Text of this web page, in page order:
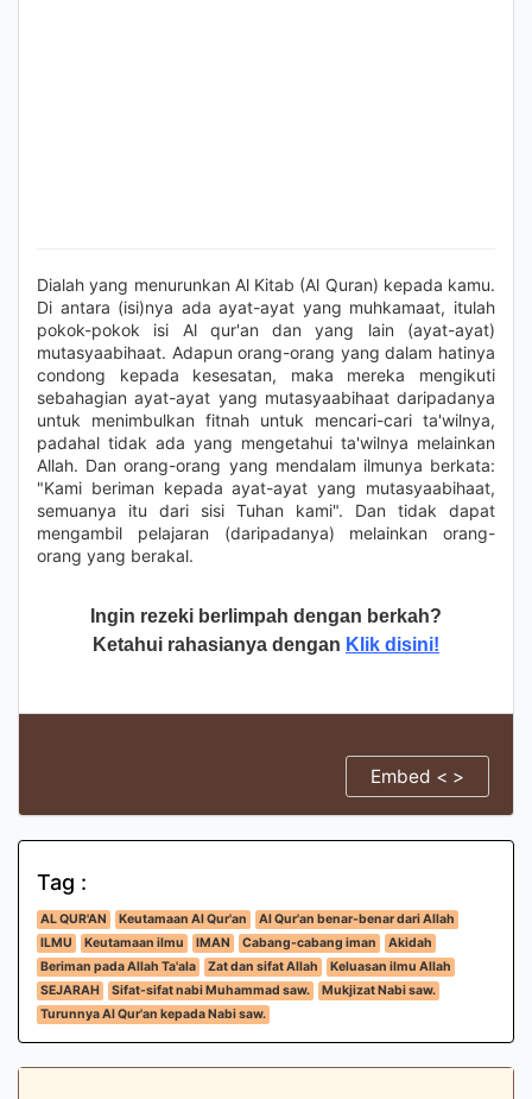
Dialah yang menurunkan Al Kitab (Al Quran) kepada kamu.
Di antara (isi)nya ada ayat-ayat yang muhkamaat, itulah
pokok-pokok isi Al qur'an dan yang lain (ayat-ayat)
mutasyaabihaat. Adapun orang-orang yang dalam hatinya
condong kepada kesesatan, maka mereka mengikuti
sebahagian ayat-ayat yang mutasyaabihaat daripadanya
untuk menimbulkan fitnah untuk mencari-cari ta'wilnya,
padahal tidak ada yang mengetahui ta'wilnya melainkan
Allah. Dan orang-orang yang mendalam ilmunya berkata:
"Kami beriman kepada ayat-ayat yang mutasyaabihaat,
semuanya itu dari sisi Tuhan kami". Dan tidak dapat
mengambil pelajaran (daripadanya) melainkan orang-
orang yang berakal.
Ingin rezeki berlimpah dengan berkah?
Ketahui rahasianya dengan Klik disini!
Embed < >
Tag :
AL QUR'AN Keutamaan Al Qur'an
Al Qur'an benar-benar dari Allah
ILMU
Keutamaan ilmu IMAN Cabang-cabang iman
Akidah
Beriman pada Allah Ta'ala
Zat dan sifat Allah
Keluasan ilmu Allah
SEJARAH
Sifat-sifat nabi Muhammad saw.
Mukjizat Nabi saw.
Turunnya Al Qur'an kepada Nabi saw.